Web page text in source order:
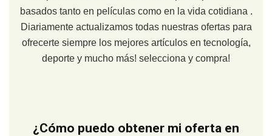
basados tanto en películas como en la vida cotidiana .
Diariamente actualizamos todas nuestras ofertas para
ofrecerte siempre los mejores artículos en tecnología,
deporte y mucho más! selecciona y compra!
¿Cómo puedo obtener mi oferta en